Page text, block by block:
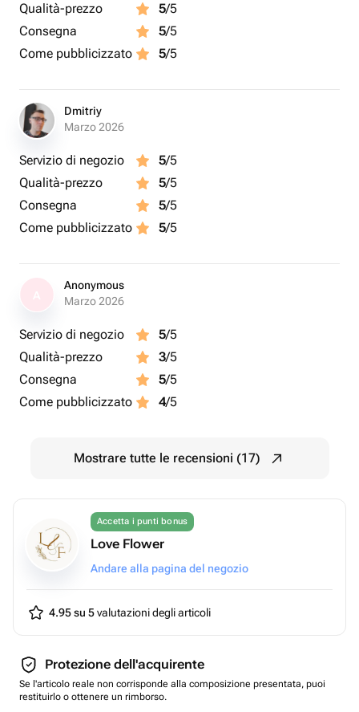
Qualità-prezzo 5/5
Consegna
5/5
Come pubblicizzato
5/5
Dmitriy
Marzo 2026
Servizio di negozio 5/5
Qualità-prezzo
5/5
Consegna
5/5
Come pubblicizzato
5/5
Anonymous
Marzo 2026
Servizio di negozio 5/5
Qualità-prezzo
3/5
Consegna
5/5
Come pubblicizzato
4/5
Mostrare tutte le recensioni (17)
Accetta i punti bonus
Love Flower
Andare alla pagina del negozio
4.95 su 5valutazioni degli articoli
Protezione dell'acquirente
Se l'articolo reale non corrisponde alla composizione presentata, puoi
restituirlo o ottenere un rimborso.